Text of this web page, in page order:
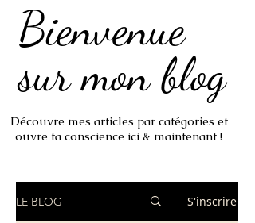
Bienvenue
sur mon blog
Bienvenue
sur mon blog
Découvre mes articles par catégories et
ouvre ta conscience ici & maintenant !
LE BLOG S'inscrire